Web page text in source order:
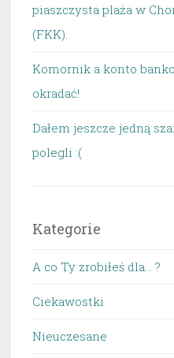
piaszczysta plaża w
(FKK).
Komornik a konto
okradać!
Dałem jeszcze jedną
polegli :(
Kategorie
A co Ty zrobiłeś dla… ?
Ciekawostki
Nieuczesane